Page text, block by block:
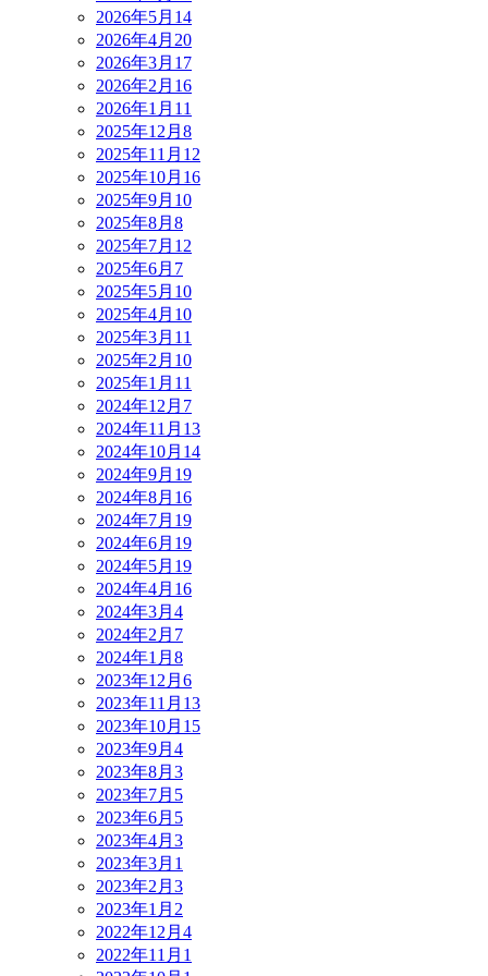
2026年5月 14
2026年4月 20
2026年3月 17
2026年2月 16
2026年1月 11
2025年12月 8
2025年11月 12
2025年10月 16
2025年9月 10
2025年8月 8
2025年7月 12
2025年6月 7
2025年5月 10
2025年4月 10
2025年3月 11
2025年2月 10
2025年1月 11
2024年12月 7
2024年11月 13
2024年10月 14
2024年9月 19
2024年8月 16
2024年7月 19
2024年6月 19
2024年5月 19
2024年4月 16
2024年3月 4
2024年2月 7
2024年1月 8
2023年12月 6
2023年11月 13
2023年10月 15
2023年9月 4
2023年8月 3
2023年7月 5
2023年6月 5
2023年4月 3
2023年3月 1
2023年2月 3
2023年1月 2
2022年12月 4
2022年11月 1